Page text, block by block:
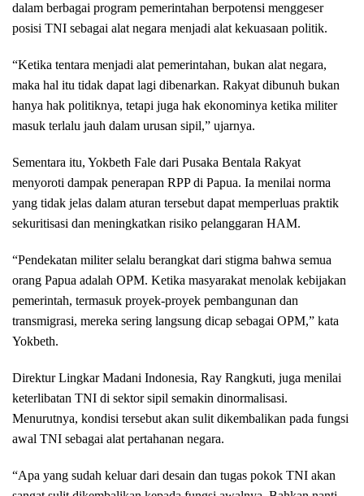
dalam berbagai program pemerintahan berpotensi menggeser
posisi TNI sebagai alat negara menjadi alat kekuasaan politik.
“Ketika tentara menjadi alat pemerintahan, bukan alat negara,
maka hal itu tidak dapat lagi dibenarkan. Rakyat dibunuh bukan
hanya hak politiknya, tetapi juga hak ekonominya ketika militer
masuk terlalu jauh dalam urusan sipil,” ujarnya.
Sementara itu, Yokbeth Fale dari Pusaka Bentala Rakyat
menyoroti dampak penerapan RPP di Papua. Ia menilai norma
yang tidak jelas dalam aturan tersebut dapat memperluas praktik
sekuritisasi dan meningkatkan risiko pelanggaran HAM.
“Pendekatan militer selalu berangkat dari stigma bahwa semua
orang Papua adalah OPM. Ketika masyarakat menolak kebijakan
pemerintah, termasuk proyek-proyek pembangunan dan
transmigrasi, mereka sering langsung dicap sebagai OPM,” kata
Yokbeth.
Direktur Lingkar Madani Indonesia, Ray Rangkuti, juga menilai
keterlibatan TNI di sektor sipil semakin dinormalisasi.
Menurutnya, kondisi tersebut akan sulit dikembalikan pada fungsi
awal TNI sebagai alat pertahanan negara.
“Apa yang sudah keluar dari desain dan tugas pokok TNI akan